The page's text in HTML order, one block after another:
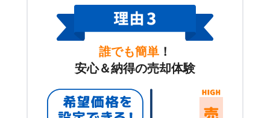
誰でも簡単 ！
安心＆納得の売却体験